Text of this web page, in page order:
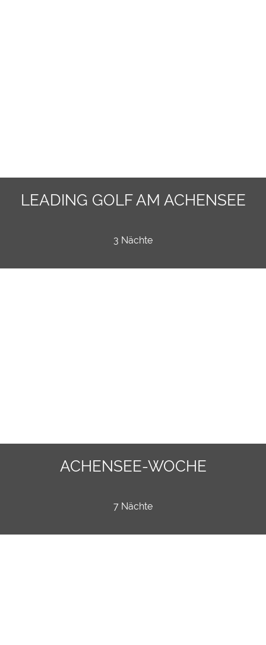
LEADING GOLF AM ACHENSEE
3 Nächte
ACHENSEE-WOCHE
7 Nächte